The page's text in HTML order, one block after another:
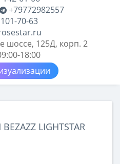
+79772982557
70-63
шоссе, 125Д, корп. 2
18:00
LIGHTSTAR